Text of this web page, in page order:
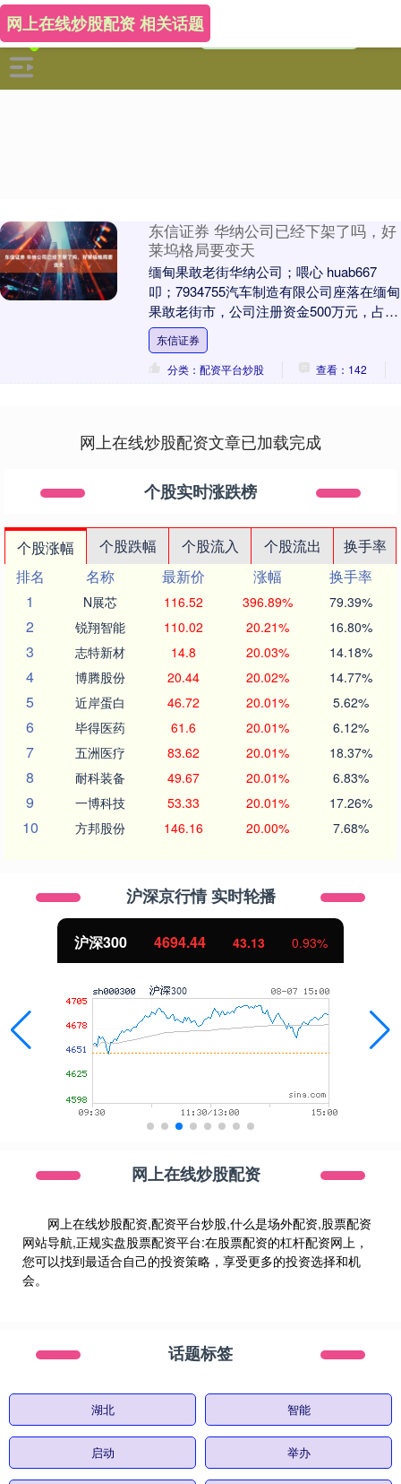
网上在线炒股配资 相关话题
东信证券 华纳公司已经下架了吗，好
莱坞格局要变天
缅甸果敢老街华纳公司；喂心 huab667
叩；7934755汽车制造有限公司座落在缅甸
果敢老街市，公司注册资金500万元，占地
面积6000多平方米，年生产能力....
东信证券
分类：配资平台炒股
查看：142
网上在线炒股配资文章已加载完成
个股实时涨跌榜
个股涨幅 个股跌幅 个股流入 个股流出
换手率
排名
名称 最新价 涨幅
换手率
1
N展芯 116.52 396.89% 79.39%
2 锐翔智能 110.02 20.21% 16.80%
3 志特新材 14.8 20.03% 14.18%
4 博腾股份 20.44 20.02% 14.77%
5 近岸蛋白 46.72 20.01% 5.62%
6 毕得医药 61.6 20.01% 6.12%
7 五洲医疗 83.62 20.01% 18.37%
8 耐科装备 49.67 20.01% 6.83%
9 一博科技 53.33 20.01% 17.26%
10 方邦股份 146.16 20.00% 7.68%
沪深京行情 实时轮播
沪深300 4694.44 43.13 0.93%
网上在线炒股配资
网上在线炒股配资,配资平台炒股,什么是场外配资,股票配资
网站导航,正规实盘股票配资平台:在股票配资的杠杆配资网上，
您可以找到最适合自己的投资策略，享受更多的投资选择和机
会。
话题标签
湖北 智能
启动 举办